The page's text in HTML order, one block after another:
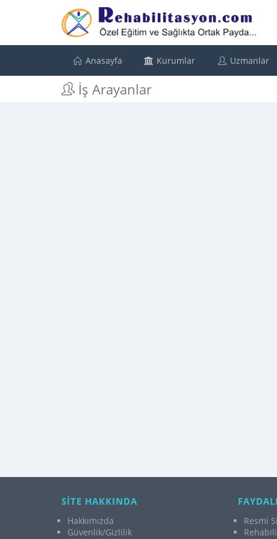
Anasayfa Kurumlar Uzmanlar
İş Arayanlar
SİTE HAKKINDA
Hakkımızda
Güvenlik/Gizlilik
Resmi